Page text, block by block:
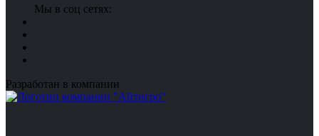
Мы в соц сетях:
Разработан в компании